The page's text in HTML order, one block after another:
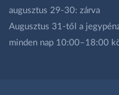
augusztus 29-30: zárva
Augusztus 31-től a
minden nap 10:00–18:00